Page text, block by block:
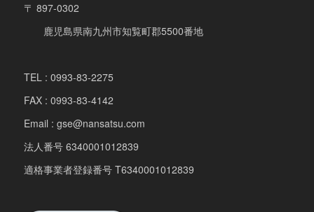
〒 897-0302
鹿児島県南九州市知覧町郡5500番地
TEL : 0993-83-2275
FAX : 0993-83-4142
Email : gse@nansatsu.com
法人番号 6340001012839
適格事業者登録番号 T6340001012839